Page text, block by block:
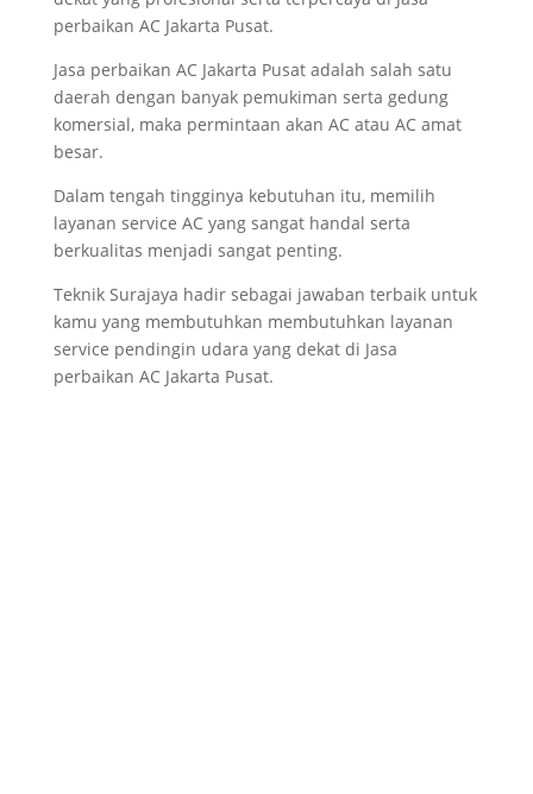
perbaikan AC Jakarta Pusat.
Jasa perbaikan AC Jakarta Pusat adalah salah satu
daerah dengan banyak pemukiman serta gedung
komersial, maka permintaan akan AC atau AC amat
besar.
Dalam tengah tingginya kebutuhan itu, memilih
layanan service AC yang sangat handal serta
berkualitas menjadi sangat penting.
Teknik Surajaya hadir sebagai jawaban terbaik untuk
kamu yang membutuhkan membutuhkan layanan
service pendingin udara yang dekat di Jasa
perbaikan AC Jakarta Pusat.